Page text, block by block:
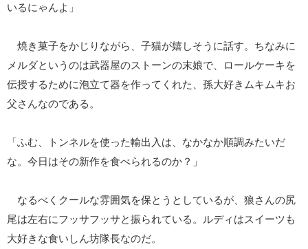
いるにゃんよ」
焼き菓子をかじりながら、子猫が嬉しそうに話す。ちなみに
メルダというのは武器屋のストーンの末娘で、ロールケーキを
伝授するために泡立て器を作ってくれた、孫大好きムキムキお
父さんなのである。
「ふむ、トンネルを使った輸出入は、なかなか順調みたいだ
な。今日はその新作を食べられるのか？」
なるべくクールな雰囲気を保とうとしているが、狼さんの尻
尾は左右にフッサフッサと振られている。ルディはスイーツも
大好きな食いしん坊隊長なのだ。